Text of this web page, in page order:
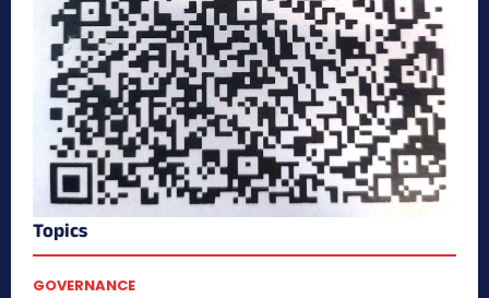
Topics
GOVERNANCE